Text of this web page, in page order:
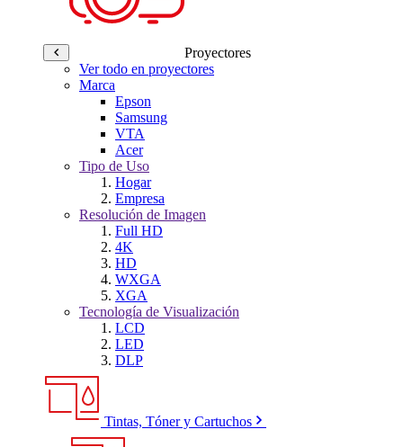
Proyectores
Ver todo en proyectores
Marca
Epson
Samsung
VTA
Acer
Tipo de Uso
Hogar
Empresa
Resolución de Imagen
Full HD
4K
HD
WXGA
XGA
Tecnología de Visualización
LCD
LED
DLP
Tintas, Tóner y Cartuchos